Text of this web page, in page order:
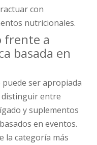
con
nutricionales.
frente a
basada en
ser apropiada
distinguir entre
y suplementos
​​en eventos.
la categoría más